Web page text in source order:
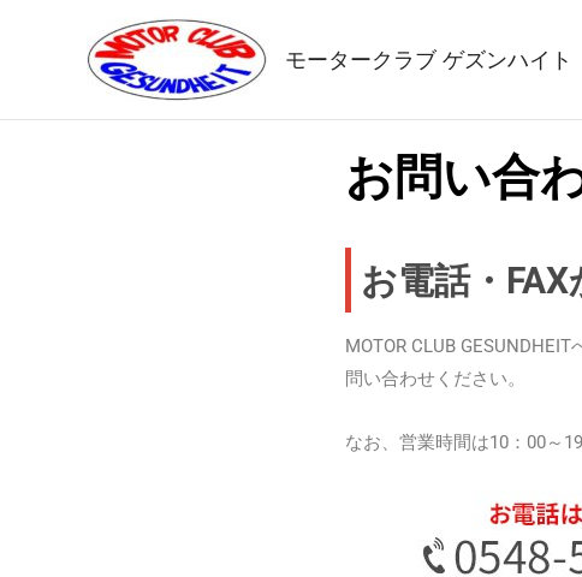
モータークラブ ゲズンハイト
お問い合
お電話・FAX
MOTOR CLUB
問い合わせください。
なお、営業時間は10：00～